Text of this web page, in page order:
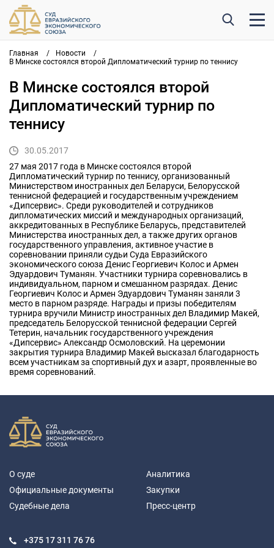
Главная / Новости
/
В Минске состоялся второй Дипломатический турнир по теннису
В Минске состоялся второй
Дипломатический турнир по
теннису
30.05.2017
27 мая 2017 года в Минске состоялся второй
Дипломатический турнир по теннису, организованный
Министерством иностранных дел Беларуси, Белорусской
теннисной федерацией и государственным учреждением
«Дипсервис». Среди руководителей и сотрудников
дипломатических миссий и международных организаций,
аккредитованных в Республике Беларусь, представителей
Министерства иностранных дел, а также других органов
государственного управления, активное участие в
соревновании приняли судьи Суда Евразийского
экономического союза Денис Георгиевич Колос и Армен
Эдуардович Туманян. Участники турнира соревновались в
индивидуальном, парном и смешанном разрядах. Денис
Георгиевич Колос и Армен Эдуардович Туманян заняли 3
место в парном разряде. Награды и призы победителям
турнира вручили Министр иностранных дел Владимир Макей,
председатель Белорусской теннисной федерации Сергей
Тетерин, начальник государственного учреждения
«Дипсервис» Александр Осмоловский. На церемонии
закрытия турнира Владимир Макей высказал благодарность
всем участникам за спортивный дух и азарт, проявленные во
время соревнований.
О суде
Официальные документы
Судебные дела
Аналитика
Закупки
Пресс-центр
+375 17311 76 76